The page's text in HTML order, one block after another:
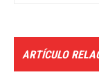
ARTÍCULO